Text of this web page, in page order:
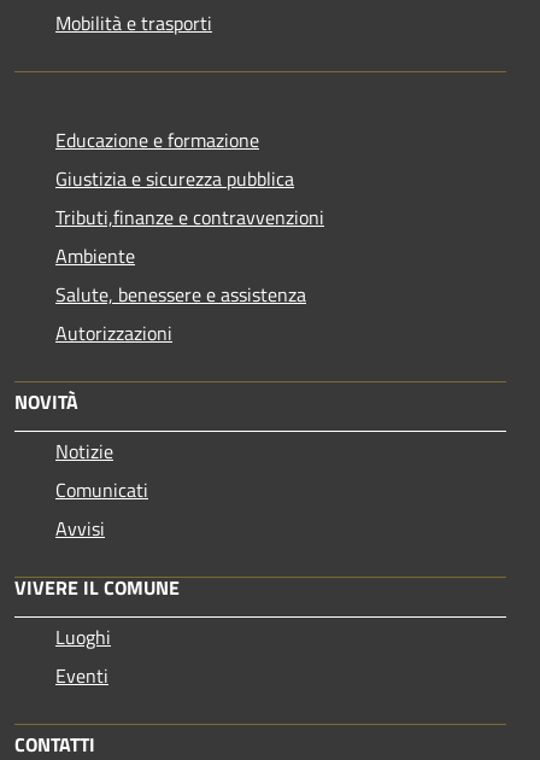
Mobilità e trasporti
Educazione e formazione
Giustizia e sicurezza pubblica
Tributi,finanze e contravvenzioni
Ambiente
Salute, benessere e assistenza
Autorizzazioni
NOVITÀ
Notizie
Comunicati
Avvisi
VIVERE IL COMUNE
Luoghi
Eventi
CONTATTI